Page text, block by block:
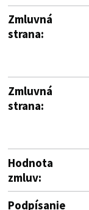
Zmluvná
strana:
Zmluvná
strana:
Hodnota
zmluv:
Podpísanie